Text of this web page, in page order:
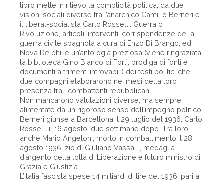
libro mette in rilievo la complicità politica, da due
visioni sociali diverse tra l’anarchico Camillo Berneri e
il liberal-socialista Carlo Rosselli. Guerra o
Rivoluzione, articoli, interventi, corrispondenze della
guerra civile spagnola a cura di Enzo Di Brango, ed.
Nova Delphi, è un’antologia preziosa (viene ringraziata
la biblioteca Gino Bianco di Forlì, prodiga di fonti e
documenti altrimenti introvabili) dei testi politici che i
due compagni elaborarono nei mesi della loro
presenza tra i combattenti repubblicani.
Non mancarono valutazioni diverse, ma sempre
alimentate da un rigoroso senso dell’impegno politico.
Berneri giunse a Barcellona il 29 luglio del 1936, Carlo
Rosselli il 16 agosto, due settimane dopo. Tra loro
anche Mario Angeloni, morto in combattimento il 28
agosto 1936, zio di Giuliano Vassalli, medaglia
d’argento della lotta di Liberazione e futuro ministro di
Grazia e Giustizia.
L’Italia fascista spese 14 miliardi di lire del 1936, pari a